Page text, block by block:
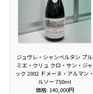
ジュヴレ・シャンベルタン プル
ミエ・クリュ クロ・サン・ジャ
ック 2002 ドメーヌ・アルマン・
ルソー 750ml
価格: 140,000円